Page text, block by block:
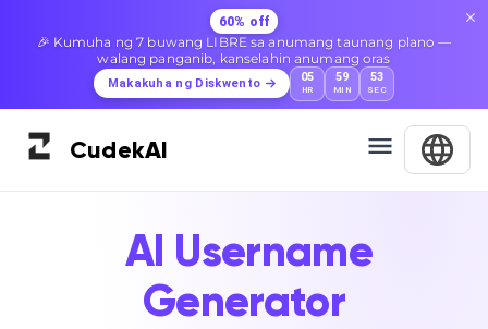
60% off
🎉 Kumuha ng 7 buwang LIBRE sa anumang taunang plano —
walang panganib, kanselahin anumang oras
Makakuha ng Diskwento 05
HR
59
MIN
52
SEC
CudekAI
AI Username
Generator